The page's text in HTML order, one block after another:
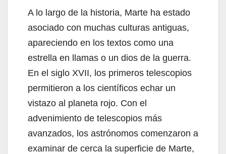
A lo largo de la historia, Marte ha estado
asociado con muchas culturas antiguas,
apareciendo en los textos como una
estrella en llamas o un dios de la guerra.
En el siglo XVII, los primeros telescopios
permitieron a los científicos echar un
vistazo al planeta rojo. Con el
advenimiento de telescopios más
avanzados, los astrónomos comenzaron a
examinar de cerca la superficie de Marte,